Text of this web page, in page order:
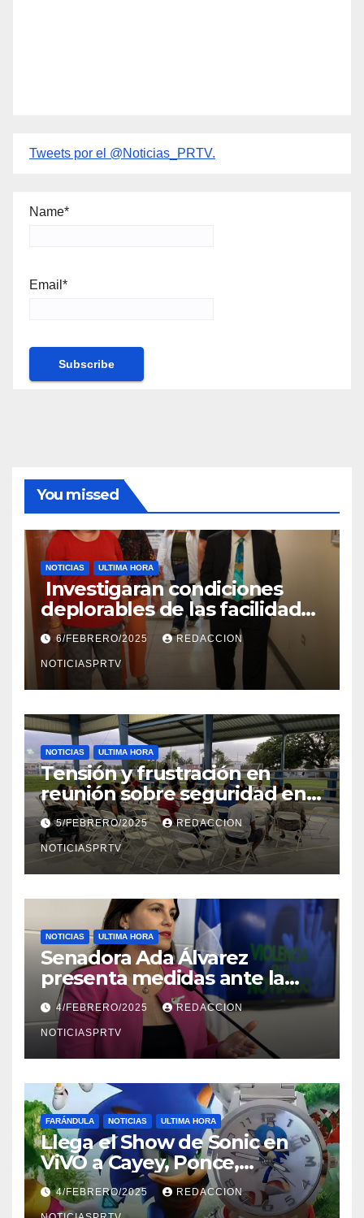
Tweets por el @Noticias_PRTV.
Name*
Email*
You missed
NOTICIAS ULTIMA HORA
Investigaran condiciones
deplorables de las facilidades
el Departamento de la Salud
en Mayagüez
6/FEBRERO/2025 REDACCION
NOTICIASPRTV
NOTICIAS ULTIMA HORA
Tensión y frustración en
reunión sobre seguridad en
Reparto Metropolitano
5/FEBRERO/2025 REDACCION
NOTICIASPRTV
NOTICIAS ULTIMA HORA
Senadora Ada Álvarez
presenta medidas ante la
violencia en el noviazgo
4/FEBRERO/2025 REDACCION
NOTICIASPRTV
FARÁNDULA NOTICIAS ULTIMA HORA
Llega el Show de Sonic en
ViVO a Cayey, Ponce,
Barceloneta y Humacao,
Relojes gratis para el que
4/FEBRERO/2025 REDACCION